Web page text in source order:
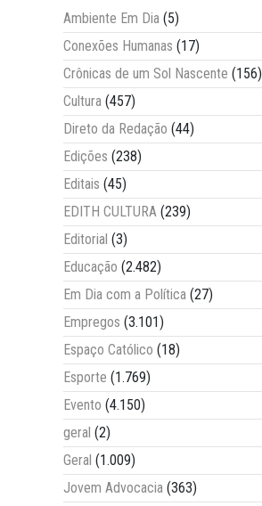
Ambiente Em Dia (5)
Conexões Humanas (17)
Crônicas de um Sol Nascente (156)
Cultura (457)
Direto da Redação (44)
Edições (238)
Editais (45)
EDITH CULTURA (239)
Editorial (3)
Educação (2.482)
Em Dia com a Política (27)
Empregos (3.101)
Espaço Católico (18)
Esporte (1.769)
Evento (4.150)
geral (2)
Geral (1.009)
Jovem Advocacia (363)